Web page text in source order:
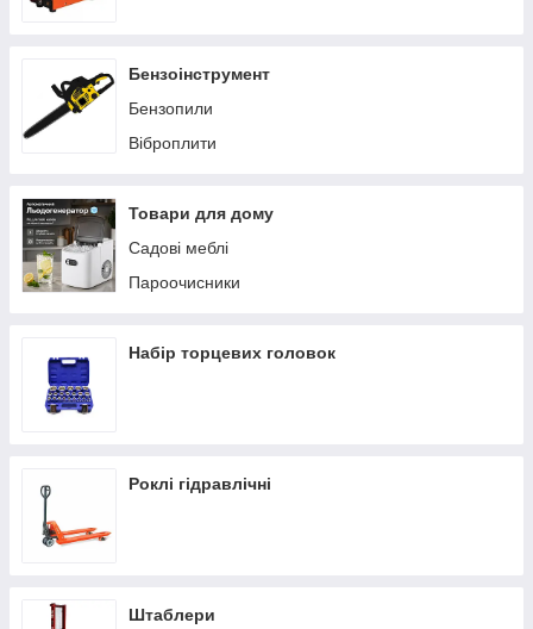
Бензоінструмент
Бензопили
Віброплити
Товари для дому
Садові меблі
Пароочисники
Набір торцевих головок
Роклі гідравлічні
Штаблери